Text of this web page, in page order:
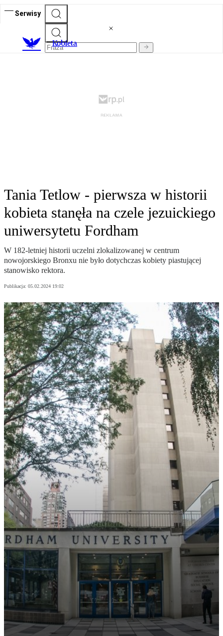
Serwisy
Kobieta
Tania Tetlow - pierwsza w historii
kobieta stanęła na czele jezuickiego
uniwersytetu Fordham
W 182-letniej historii uczelni zlokalizowanej w centrum
nowojorskiego Bronxu nie było dotychczas kobiety piastującej
stanowisko rektora.
Publikacja: 05.02.2024 19:02